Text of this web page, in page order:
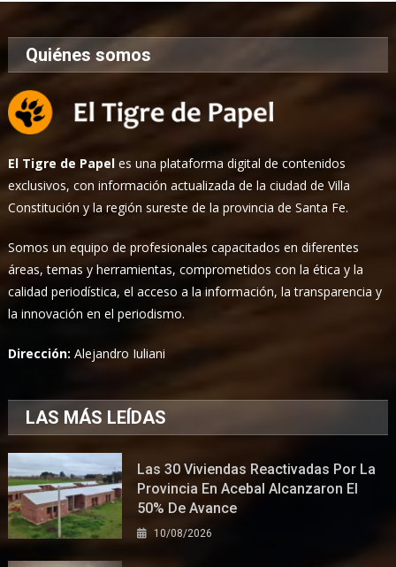
Quiénes somos
El Tigre de Papel es una plataforma digital de contenidos
exclusivos, con información actualizada de la ciudad de Villa
Constitución y la región sureste de la provincia de Santa Fe.
Somos un equipo de profesionales capacitados en diferentes
áreas, temas y herramientas, comprometidos con la ética y la
calidad periodística, el acceso a la información, la transparencia y
la innovación en el periodismo.
Dirección:Alejandro Iuliani
LAS MÁS LEÍDAS
Las 30 Viviendas Reactivadas Por La
Provincia En Acebal Alcanzaron El
50% De Avance
10/08/2026